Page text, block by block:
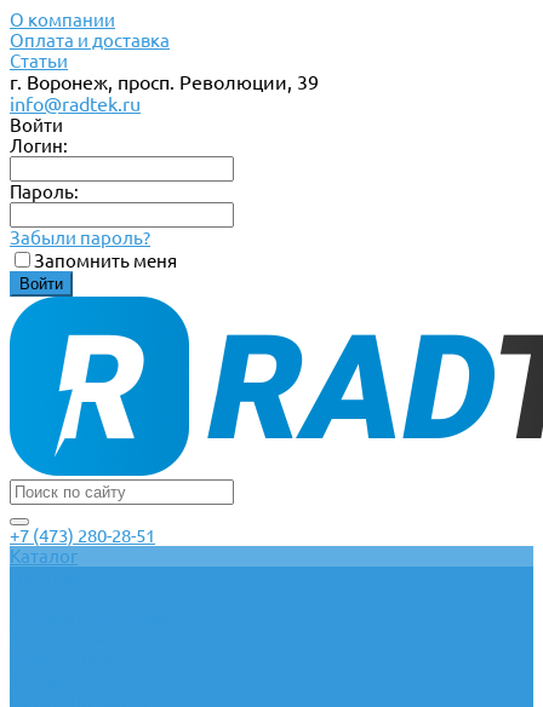
О компании
Оплата и доставка
Статьи
г. Воронеж, просп. Революции, 39
info@radtek.ru
Войти
Логин:
Пароль:
Забыли пароль?
Запомнить меня
+7 (473) 280-28-51
Каталог